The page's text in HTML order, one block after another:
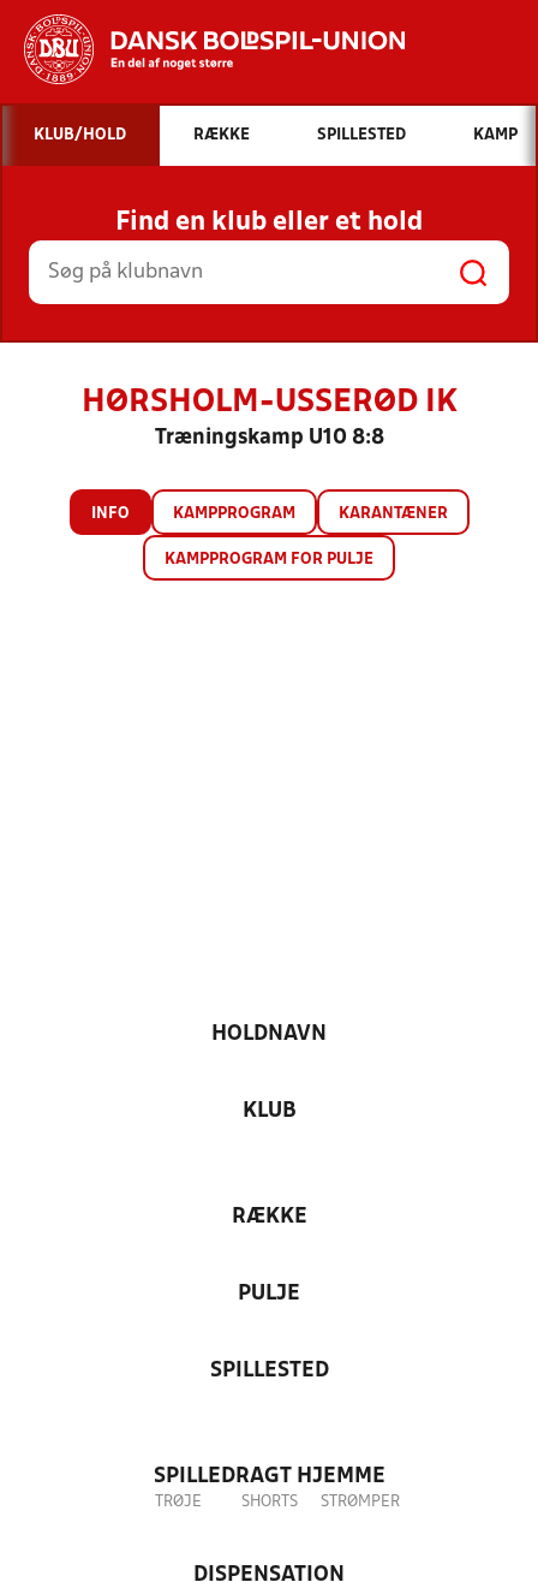
Hvad vil du søge efter?
INDHOLD OG NYHEDER
STILLINGER, RESULTATER, KLUBBER OG
HOLD
KLUB/HOLD RÆKKE SPILLESTED KAMP
Find en klub eller et hold
HØRSHOLM-USSERØD IK
Træningskamp U10 8:8
INFO KAMPPROGRAM KARANTÆNER
KAMPPROGRAM FOR PULJE
HOLDNAVN
KLUB
RÆKKE
PULJE
SPILLESTED
SPILLEDRAGT HJEMME
TRØJE SHORTS STRØMPER
DISPENSATION